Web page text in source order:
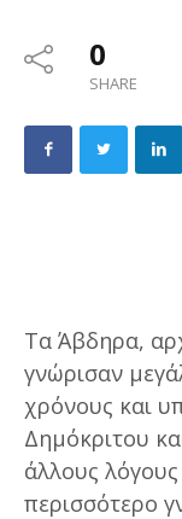
0
SHARE
Τα Άβδηρα,
γνώρισαν
χρόνους και
Δημόκριτου
άλλους
περισσότερο